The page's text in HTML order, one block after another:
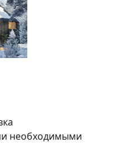
необходимыми